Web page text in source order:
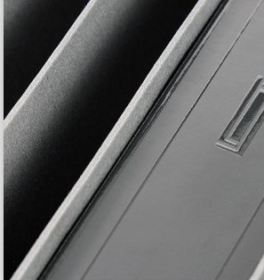
SERGE LUTENS COFFRET